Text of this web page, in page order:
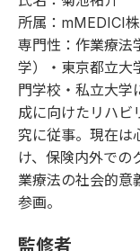
所属：mMEDICI
専門性：作業療法
学）・東京都立大
門学校・私立大学
成に向けたリハビ
究に従事。現在は
け、保険内外での
業療法の社会的意
参画。
監修者